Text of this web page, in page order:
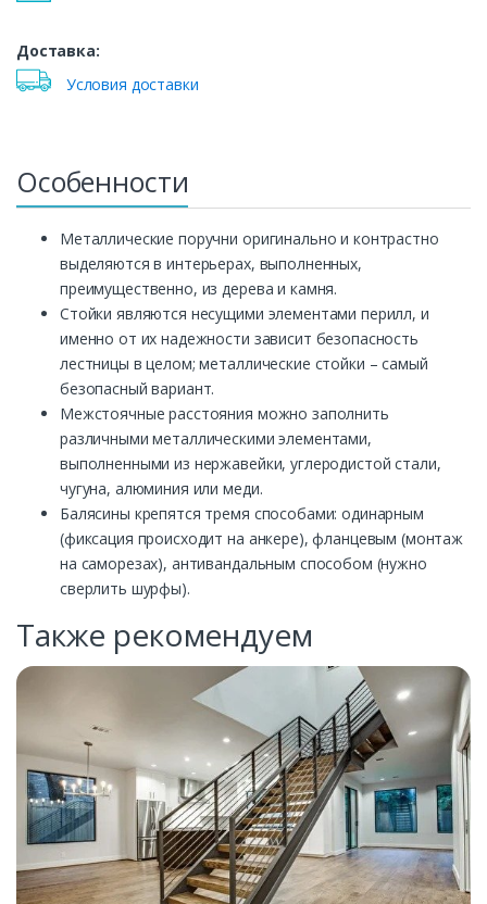
Доставка:
Условия доставки
Особенности
Металлические поручни оригинально и контрастно
выделяются в интерьерах, выполненных,
преимущественно, из дерева и камня.
Стойки являются несущими элементами перилл, и
именно от их надежности зависит безопасность
лестницы в целом; металлические стойки – самый
безопасный вариант.
Межстоячные расстояния можно заполнить
различными металлическими элементами,
выполненными из нержавейки, углеродистой стали,
чугуна, алюминия или меди.
Балясины крепятся тремя способами: одинарным
(фиксация происходит на анкере), фланцевым (монтаж
на саморезах), антивандальным способом (нужно
сверлить шурфы).
Также рекомендуем